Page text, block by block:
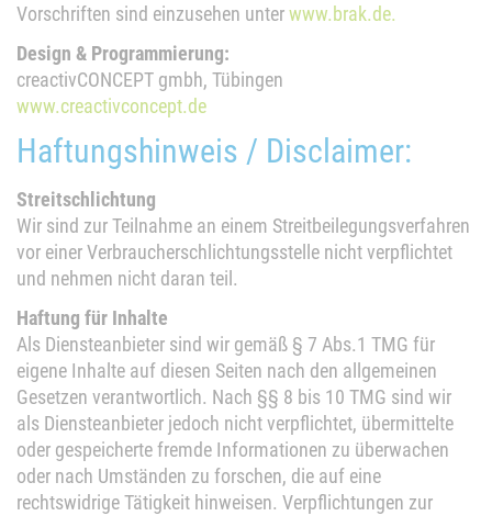
Vorschriften sind einzusehen unterwww.brak.de.
Design & Programmierung:
creactivCONCEPT gmbh, Tübingen
www.creactivconcept.de
Haftungshinweis / Disclaimer:
Streitschlichtung
Wir sind zur Teilnahme an einem Streitbeilegungsverfahren
vor einer Verbraucherschlichtungsstelle nicht verpflichtet
und nehmen nicht daran teil.
Haftung für Inhalte
Als Diensteanbieter sind wir gemäß § 7 Abs.1 TMG für
eigene Inhalte auf diesen Seiten nach den allgemeinen
Gesetzen verantwortlich. Nach §§ 8 bis 10 TMG sind wir
als Diensteanbieter jedoch nicht verpflichtet, übermittelte
oder gespeicherte fremde Informationen zu überwachen
oder nach Umständen zu forschen, die auf eine
rechtswidrige Tätigkeit hinweisen. Verpflichtungen zur